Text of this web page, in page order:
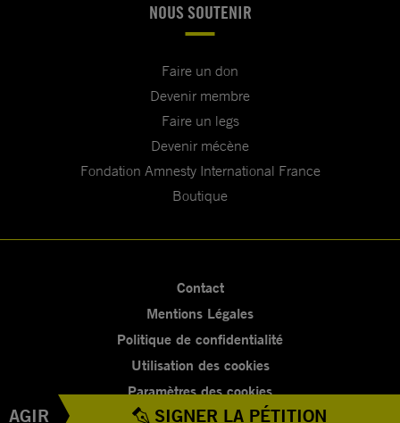
AGIR SIGNER LA PÉTITION
NOUS SOUTENIR
Faire un don
Devenir membre
Faire un legs
Devenir mécène
Fondation Amnesty International France
Boutique
Contact
Mentions Légales
Politique de confidentialité
Utilisation des cookies
Paramètres des cookies